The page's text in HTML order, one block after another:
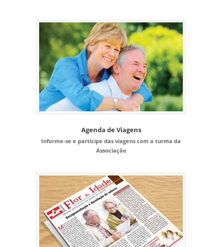
Agenda de Viagens
Informe-se e participe das viagens com a turma da
Associação